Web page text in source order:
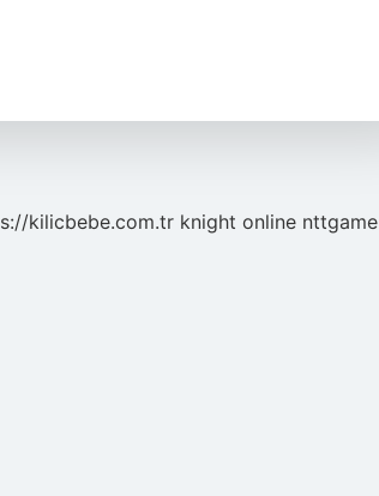
kilicbebe.com.tr knight online nttgame